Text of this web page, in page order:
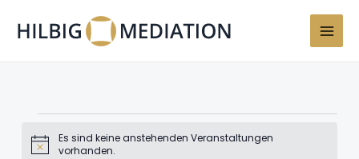
Inhalt
springen
für
Hinweis
Es sind keine anstehenden Veranstaltungen
vorhanden.